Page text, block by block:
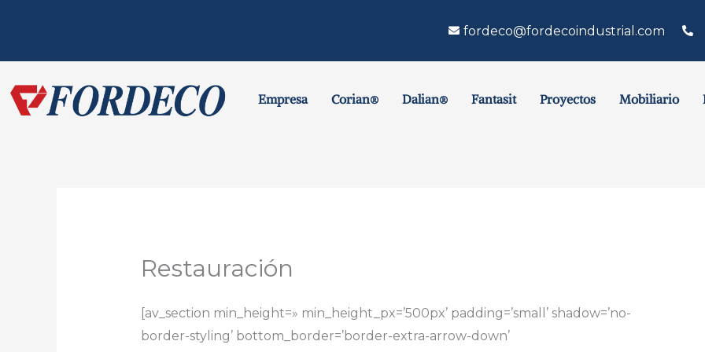
fordeco@fordecoindustrial.com
Empresa Corian® Dalian® Fantasit Proyectos Mobiliario
Restauración
[av_section min_height=» min_height_px=’500px’ padding=’small’ shadow=’no-
border-styling’ bottom_border=’border-extra-arrow-down’